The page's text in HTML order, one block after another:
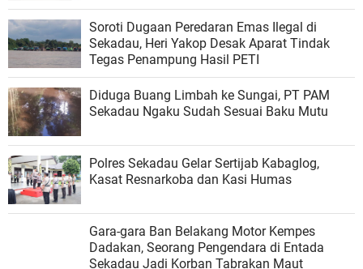
Soroti Dugaan Peredaran Emas Ilegal di
Sekadau, Heri Yakop Desak Aparat Tindak
Tegas Penampung Hasil PETI
Diduga Buang Limbah ke Sungai, PT PAM
Sekadau Ngaku Sudah Sesuai Baku Mutu
Polres Sekadau Gelar Sertijab Kabaglog,
Kasat Resnarkoba dan Kasi Humas
Gara-gara Ban Belakang Motor Kempes
Dadakan, Seorang Pengendara di Entada
Sekadau Jadi Korban Tabrakan Maut